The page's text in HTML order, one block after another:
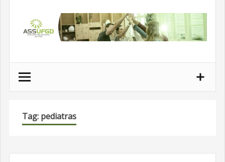
conteúdo
Tag: pediatras